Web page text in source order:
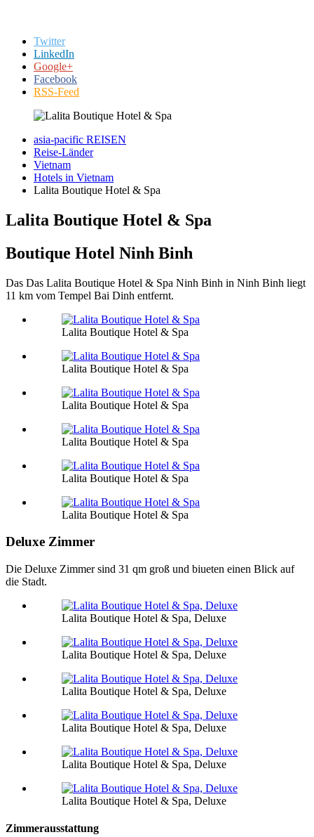
Twitter
LinkedIn
Google+
Facebook
RSS-Feed
asia-pacific REISEN
Reise-Länder
Vietnam
Hotels in Vietnam
Lalita Boutique Hotel & Spa
Lalita Boutique Hotel & Spa
Boutique Hotel Ninh Binh
Das Das Lalita Boutique Hotel & Spa Ninh Binh in Ninh Binh liegt
11 km vom Tempel Bai Dinh entfernt.
Lalita Boutique Hotel & Spa
Lalita Boutique Hotel & Spa
Lalita Boutique Hotel & Spa
Lalita Boutique Hotel & Spa
Lalita Boutique Hotel & Spa
Lalita Boutique Hotel & Spa
Deluxe Zimmer
Die Deluxe Zimmer sind 31 qm groß und biueten einen Blick auf
die Stadt.
Lalita Boutique Hotel & Spa, Deluxe
Lalita Boutique Hotel & Spa, Deluxe
Lalita Boutique Hotel & Spa, Deluxe
Lalita Boutique Hotel & Spa, Deluxe
Lalita Boutique Hotel & Spa, Deluxe
Lalita Boutique Hotel & Spa, Deluxe
Zimmerausstattung